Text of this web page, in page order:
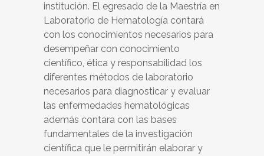
institución. El egresado de la Maestría en
Laboratorio de Hematología contará
con los conocimientos necesarios para
desempeñar con conocimiento
científico, ética y responsabilidad los
diferentes métodos de laboratorio
necesarios para diagnosticar y evaluar
las enfermedades hematológicas
además contara con las bases
fundamentales de la investigación
científica que le permitirán elaborar y